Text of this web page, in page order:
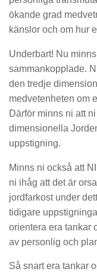
ökande grad
känslor och om hur
Underbart! Nu
sammankopplade.
den tredje
medvetenheten om
Därför minns ni att
dimensionella
uppstigning.
Minns ni också att
ni ihåg att det är
jordfarkost under
tidigare
orientera era tankar
av personlig och
Så snart era tankar